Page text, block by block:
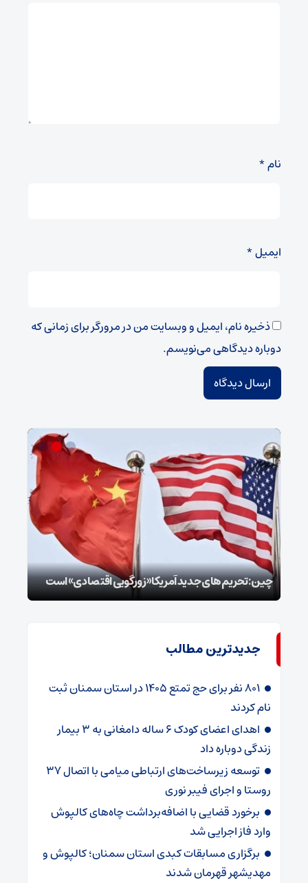
نام*
ایمیل*
ذخیره نام، ایمیل و وبسایت من در مرورگر برای زمانی که
دوباره دیدگاهی می‌نویسم.
چین: تحریم‌های جدید آمریکا «زورگویی اقتصادی» است
جدیدترین مطالب
۸۰۱ نفر برای حج تمتع ۱۴۰۵ در استان سمنان ثبت
نام کردند
اهدای اعضای کودک ۶ ساله دامغانی به ۳ بیمار
زندگی دوباره داد
توسعه زیرساخت‌های ارتباطی میامی با اتصال ۳۷
روستا و اجرای فیبر نوری
برخورد قضایی با اضافه‌برداشت چاه‌های کالپوش
وارد فاز اجرایی شد
برگزاری مسابقات کبدی استان سمنان؛ کالپوش و
مهدیشهر قهرمان شدند